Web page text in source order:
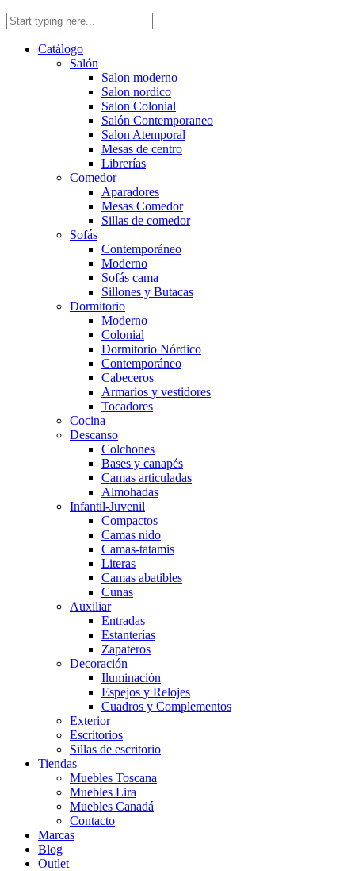
Catálogo
Salón
Salon moderno
Salon nordico
Salon Colonial
Salón Contemporaneo
Salon Atemporal
Mesas de centro
Librerías
Comedor
Aparadores
Mesas Comedor
Sillas de comedor
Sofás
Contemporáneo
Moderno
Sofás cama
Sillones y Butacas
Dormitorio
Moderno
Colonial
Dormitorio Nórdico
Contemporáneo
Cabeceros
Armarios y vestidores
Tocadores
Cocina
Descanso
Colchones
Bases y canapés
Camas articuladas
Almohadas
Infantil-Juvenil
Compactos
Camas nido
Camas-tatamis
Literas
Camas abatibles
Cunas
Auxiliar
Entradas
Estanterías
Zapateros
Decoración
Iluminación
Espejos y Relojes
Cuadros y Complementos
Exterior
Escritorios
Sillas de escritorio
Tiendas
Muebles Toscana
Muebles Lira
Muebles Canadá
Contacto
Marcas
Blog
Outlet